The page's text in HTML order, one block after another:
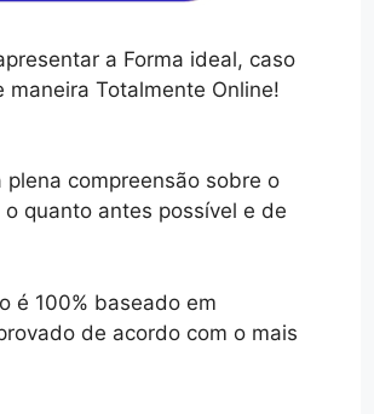
a Forma ideal, caso
Totalmente Online!
compreensão sobre o
quanto antes possível e de
é 100% baseado em
de acordo com o mais